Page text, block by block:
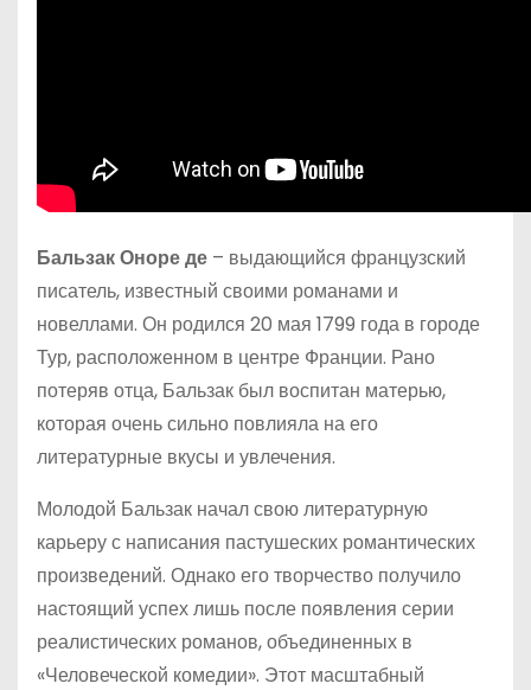
Бальзак Оноре де – выдающийся французский
писатель, известный своими романами и
новеллами. Он родился 20 мая 1799 года в городе
Тур, расположенном в центре Франции. Рано
потеряв отца, Бальзак был воспитан матерью,
которая очень сильно повлияла на его
литературные вкусы и увлечения.
Молодой Бальзак начал свою литературную
карьеру с написания пастушеских романтических
произведений. Однако его творчество получило
настоящий успех лишь после появления серии
реалистических романов, объединенных в
«Человеческой комедии». Этот масштабный